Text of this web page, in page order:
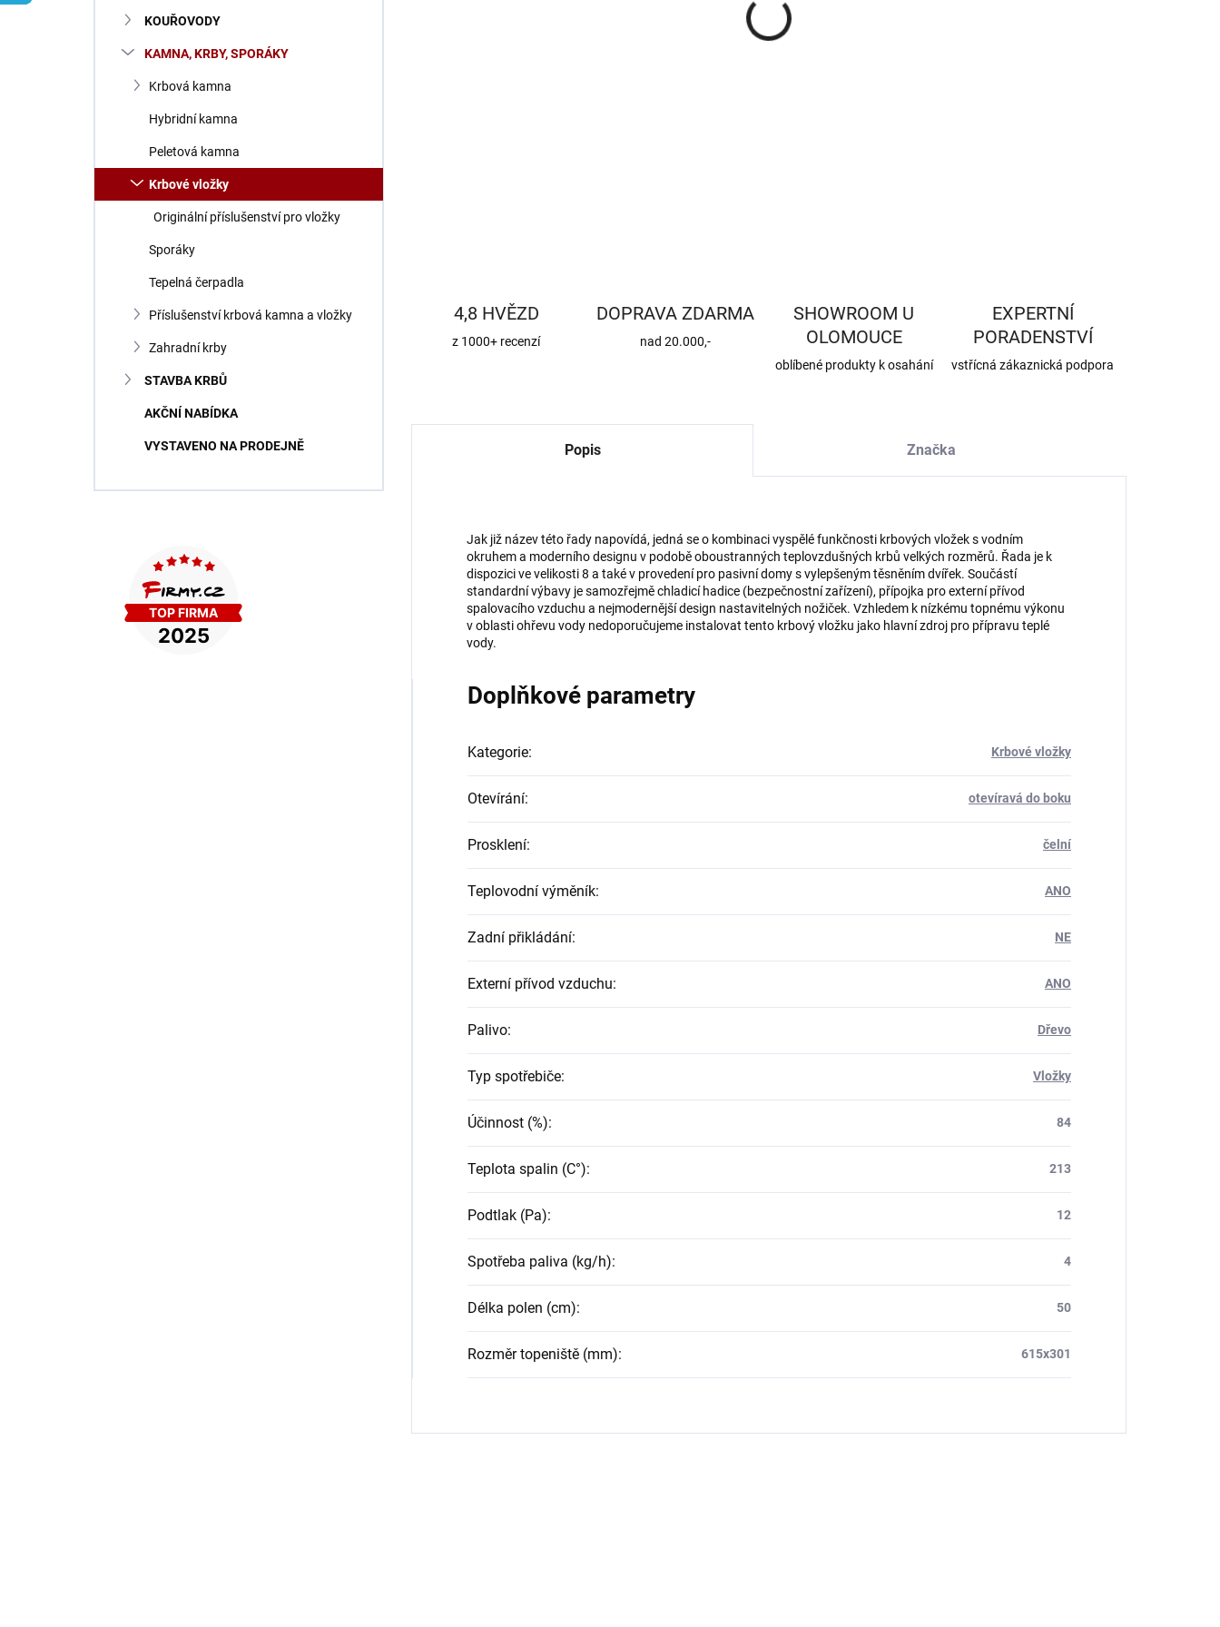
KOUŘOVODY
KAMNA, KRBY, SPORÁKY
Krbová kamna
Hybridní kamna
Peletová kamna
Krbové vložky
Originální příslušenství pro vložky
Sporáky
Tepelná čerpadla
Příslušenství krbová kamna a vložky
Zahradní krby
STAVBA KRBŮ
AKČNÍ NABÍDKA
VYSTAVENO NA PRODEJNĚ
4,8 HVĚZD
z 1000+ recenzí
DOPRAVA ZDARMA
nad 20.000,-
SHOWROOM U
OLOMOUCE
oblíbené produkty k osahání
EXPERTNÍ
PORADENSTVÍ
vstřícná zákaznická podpora
Popis Značka
Jak již název této řady napovídá, jedná se o kombinaci vyspělé funkčnosti krbových vložek s vodním
okruhem a moderního designu v podobě oboustranných teplovzdušných krbů velkých rozměrů. Řada je k
dispozici ve velikosti 8 a také v provedení pro pasivní domy s vylepšeným těsněním dvířek. Součástí
standardní výbavy je samozřejmě chladicí hadice (bezpečnostní zařízení), přípojka pro externí přívod
spalovacího vzduchu a nejmodernější design nastavitelných nožiček. Vzhledem k nízkému topnému výkonu
v oblasti ohřevu vody nedoporučujeme instalovat tento krbový vložku jako hlavní zdroj pro přípravu teplé
vody.
Doplňkové parametry
Kategorie: Krbové vložky
Otevírání: otevíravá do boku
Prosklení: čelní
Teplovodní výměník: ANO
Zadní přikládání: NE
Externí přívod vzduchu: ANO
Palivo: Dřevo
Typ spotřebiče: Vložky
Účinnost (%): 84
Teplota spalin (C°): 213
Podtlak (Pa): 12
Spotřeba paliva (kg/h): 4
Délka polen (cm): 50
Rozměr topeniště (mm): 615x301